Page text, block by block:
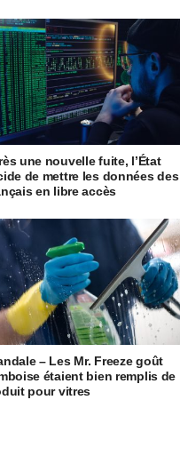
une nouvelle fuite, l’État
de mettre les données des
en libre accès
– Les Mr. Freeze goût
étaient bien remplis de
pour vitres